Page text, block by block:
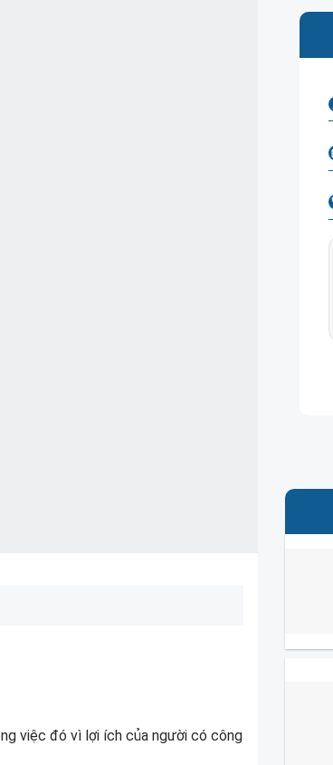
việc đó vì lợi ích của người có công